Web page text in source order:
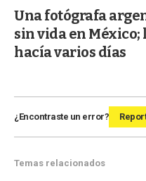
Una fotógrafa
sin vida en México;
hacía varios días
¿Encontraste un error?
Temas relacionados